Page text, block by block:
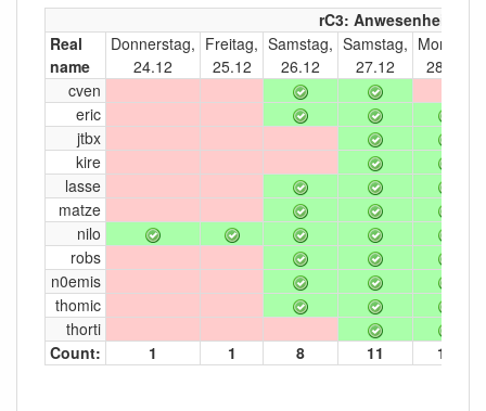
rC3: Anwesenheit
Real
name
Donnerstag,
24.12
Freitag,
25.12
Samstag,
26.12
Samstag,
27.12
Montag,
28.12
cven
eric
jtbx
kire
lasse
matze
nilo
robs
n0emis
thomic
thorti
Count:
1 1 8 11 10